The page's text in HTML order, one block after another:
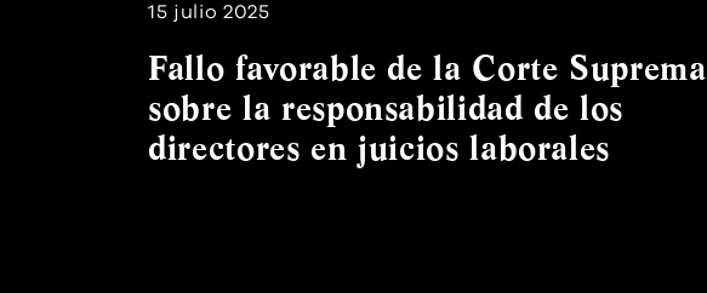
15 julio 2025
Fallo favorable de la Corte Suprema
sobre la responsabilidad de los
directores en juicios laborales